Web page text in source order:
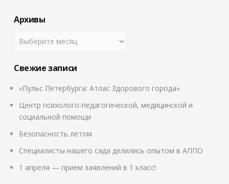
Архивы
Свежие записи
«Пульс Петербурга: Атлас Здорового города»
Центр психолого-педагогической, медицинской и
социальной помощи
Безопасность летом
Специалисты нашего сада делились опытом в АППО
1 апреля — прием заявлений в 1 класс!